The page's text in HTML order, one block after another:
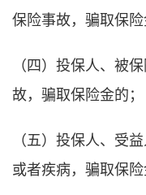
保险事故，骗取
（四）投保人、被
故，骗取保险金
（五）投保人、受
或者疾病，骗取